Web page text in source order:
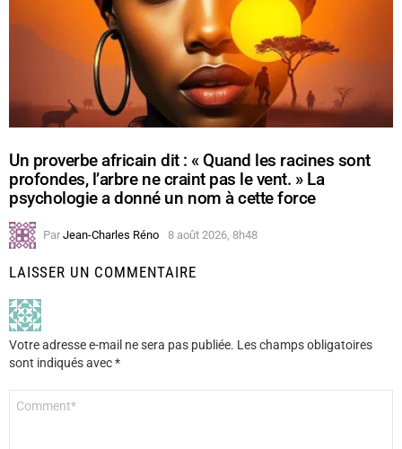
Un proverbe africain dit : « Quand les racines sont
profondes, l’arbre ne craint pas le vent. » La
psychologie a donné un nom à cette force
Par Jean-Charles Réno 8 août 2026, 8h48
LAISSER UN COMMENTAIRE
Votre adresse e-mail ne sera pas publiée. Les champs obligatoires
sont indiqués avec*